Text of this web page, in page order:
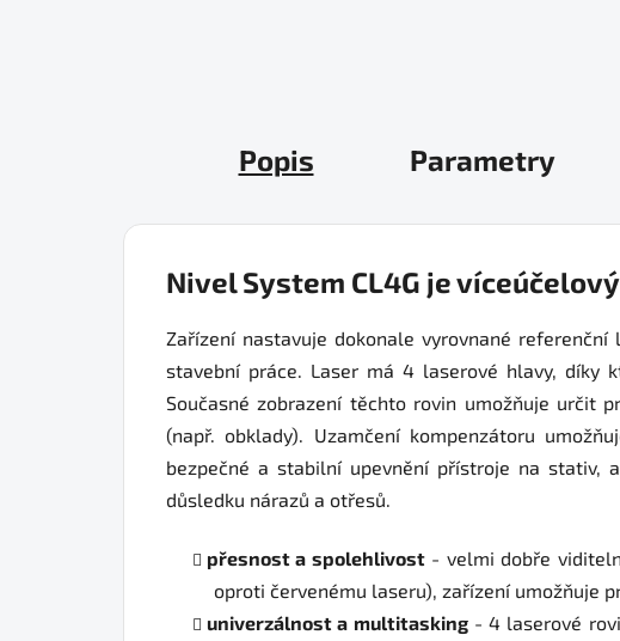
Popis Parametry
Nivel System CL4G je
Zařízení nastavuje dokonale vyrovnané
stavební práce. Laser má 4 laserové hlavy, díky
Současné zobrazení těchto rovin umožňuje určit
(např. obklady). Uzamčení kompenzátoru
bezpečné a stabilní upevnění přístroje na stativ,
důsledku nárazů a otřesů.
přesnost a spolehlivost- velmi dobře
oproti červenému laseru), zařízení umožňuje
univerzálnost a multitasking- 4 laserové